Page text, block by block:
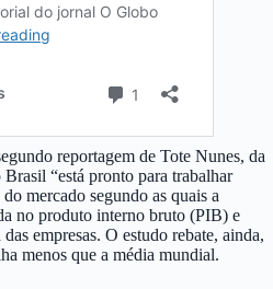
reportagem de Tote Nunes, da
“está pronto para trabalhar
mercado segundo as quais a
no produto interno bruto (PIB) e
empresas. O estudo rebate, ainda,
menos que a média mundial.